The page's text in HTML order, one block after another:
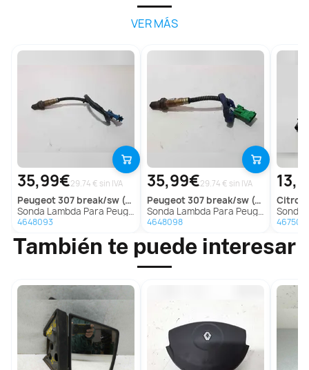
VER MÁS
35,99€29.74 € sin IVA
peugeot307 break/sw (s2)
Sonda Lambda Para Peugeot 307 Break/Sw
4648093
35,99€29.74 € sin IVA
peugeot307 break/sw (s2)
Sonda Lambda Para Peugeot 307 Break/Sw
4648098
Sonda
También te puede interesar